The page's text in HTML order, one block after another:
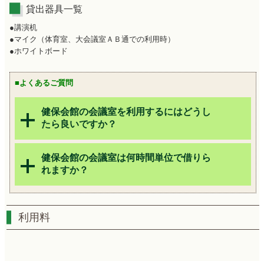
貸出器具一覧
●講演机
●マイク（体育室、大会議室ＡＢ通での利用時）
●ホワイトボード
■よくあるご質問
健保会館の会議室を利用するにはどうし
たら良いですか？
健保会館の会議室は何時間単位で借りら
れますか？
利用料